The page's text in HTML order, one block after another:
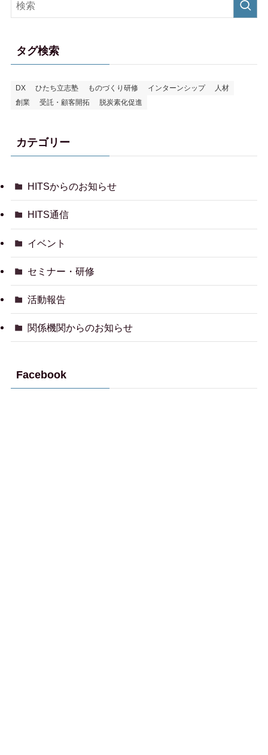
タグ検索
DX ひたち立志塾 ものづくり研修 インターンシップ
人材
創業
受託・顧客開拓 脱炭素化促進
カテゴリー
HITSからのお知らせ
HITS通信
イベント
セミナー・研修
活動報告
関係機関からのお知らせ
Facebook